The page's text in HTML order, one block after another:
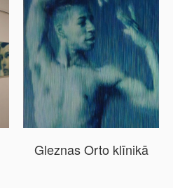
Gleznas Orto klīnikā